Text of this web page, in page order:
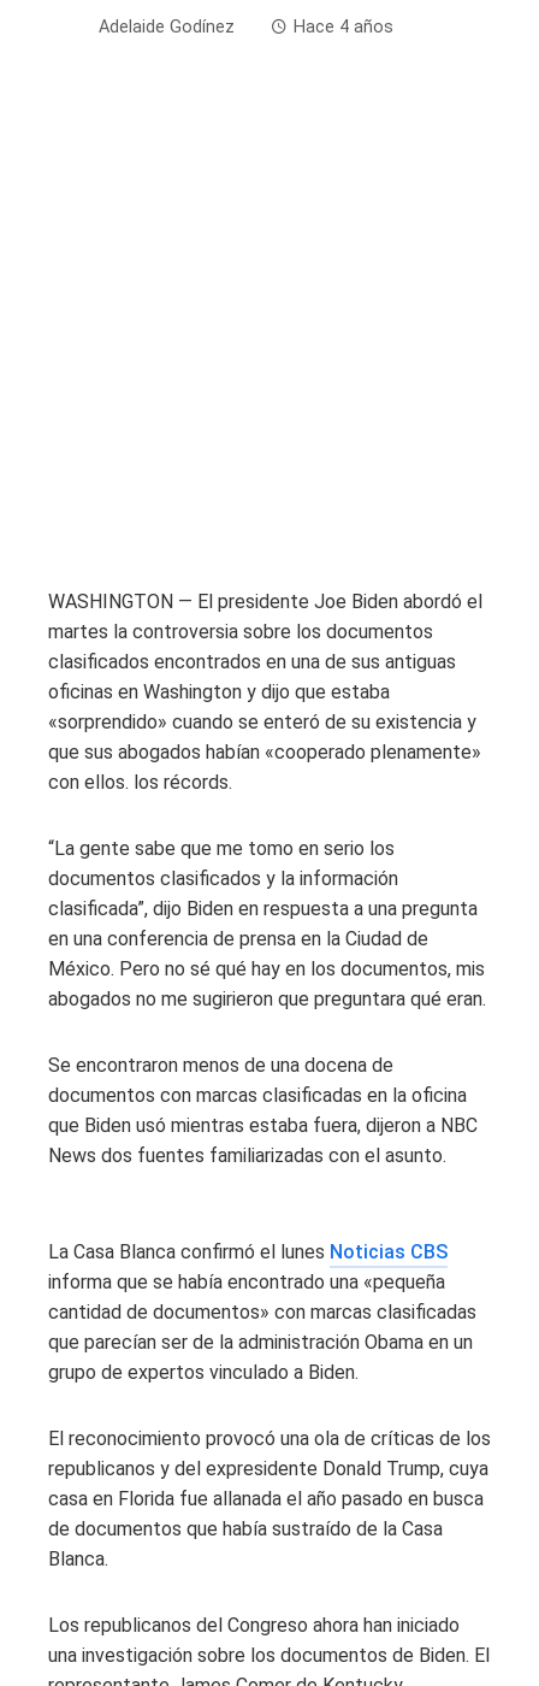
Adelaide Godínez Hace 4 años
WASHINGTON — El presidente Joe Biden abordó el
martes la controversia sobre los documentos
clasificados encontrados en una de sus antiguas
oficinas en Washington y dijo que estaba
«sorprendido» cuando se enteró de su existencia y
que sus abogados habían «cooperado plenamente»
con ellos. los récords.
“La gente sabe que me tomo en serio los
documentos clasificados y la información
clasificada”, dijo Biden en respuesta a una pregunta
en una conferencia de prensa en la Ciudad de
México. Pero no sé qué hay en los documentos, mis
abogados no me sugirieron que preguntara qué eran.
Se encontraron menos de una docena de
documentos con marcas clasificadas en la oficina
que Biden usó mientras estaba fuera, dijeron a NBC
News dos fuentes familiarizadas con el asunto.
La Casa Blanca confirmó el lunes Noticias CBS
informa que se había encontrado una «pequeña
cantidad de documentos» con marcas clasificadas
que parecían ser de la administración Obama en un
grupo de expertos vinculado a Biden.
El reconocimiento provocó una ola de críticas de los
republicanos y del expresidente Donald Trump, cuya
casa en Florida fue allanada el año pasado en busca
de documentos que había sustraído de la Casa
Blanca.
Los republicanos del Congreso ahora han iniciado
una investigación sobre los documentos de Biden. El